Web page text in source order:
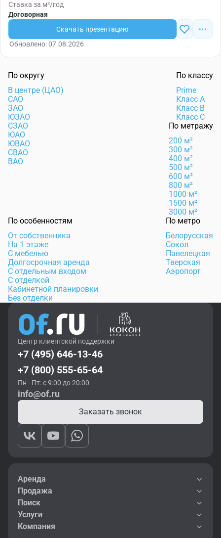
Ставка за м²/год
Договорная
Скачать презентацию
Обновлено: 07.08.2026
По округу
В центре (ЦАО)
САО
ЗАО
ЮЗАО
СЗАО
ЮАО
ЮВАО
СВАО
ВАО
По классу
Prime
Класс А
Класс B
Класс C
По метражу
200 м²
300 м²
400 м²
500 м²
600 м²
800 м²
1000 м²
1500 м²
3000 м²
По особенностям
От собственника
На 1 этаже
С мебелью
Долгосрочная аренда
С отдельным входом
С отделкой
Кабинетной планировки
Без отделки
По метро
Белорусская
Сокол
Павелецкая
Тверская
Аэропорт
Центр клиентской поддержки
+7 (495) 646-13-46
+7 (800) 555-65-64
Пн - Пт: с 9:00 до 20:00
info@of.ru
Заказать звонок
Аренда
Продажа
Поиск
Услуги
Компания